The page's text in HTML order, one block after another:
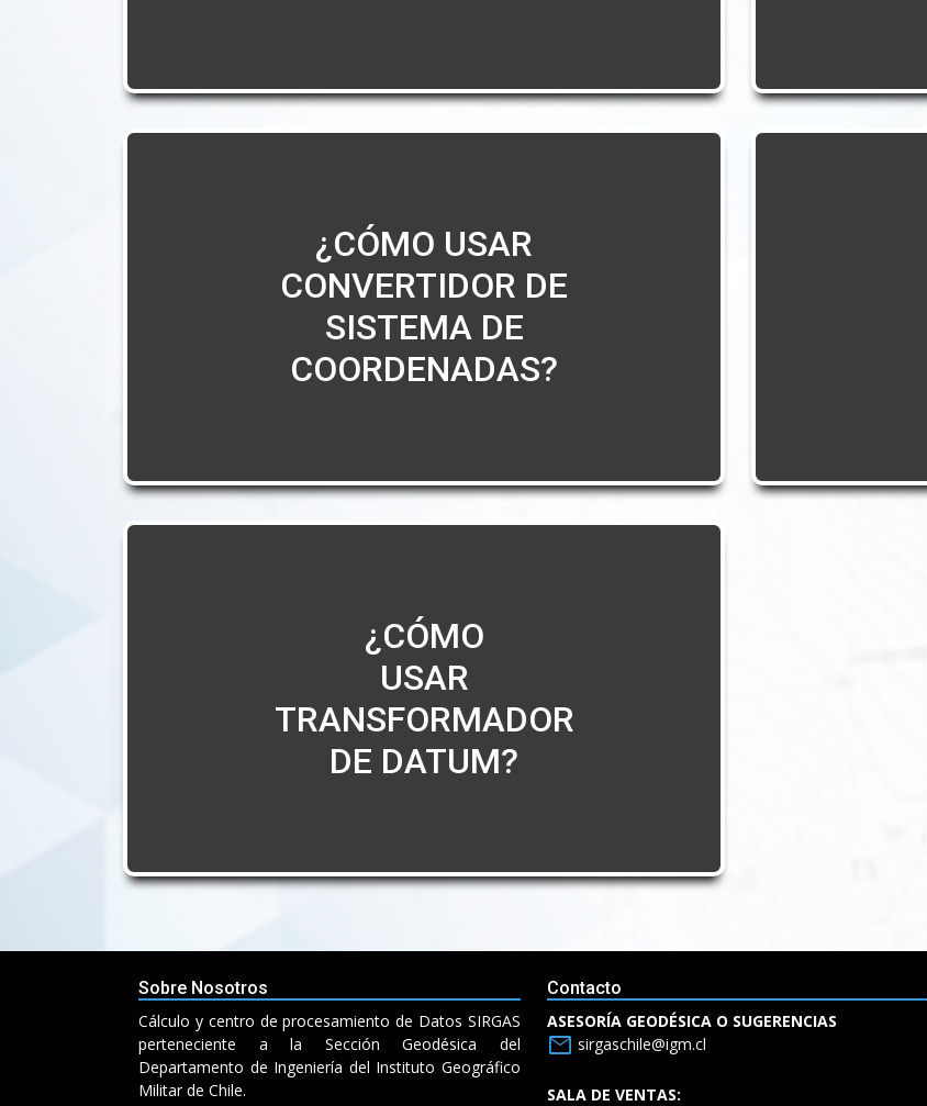
¿CÓMO USAR
CONVERTIDOR DE
SISTEMA DE
COORDENADAS?
¿CÓMO
USAR
TRANSFORMADOR
DE DATUM?
Sobre Nosotros
Cálculo y centro de procesamiento de Datos SIRGAS
perteneciente a la Sección Geodésica del
Departamento de Ingeniería del Instituto Geográfico
Militar de Chile.
Contacto
ASESORÍA GEODÉSICA O SUGERENCIAS
mail sirgaschile@igm.cl
SALA DE VENTAS: